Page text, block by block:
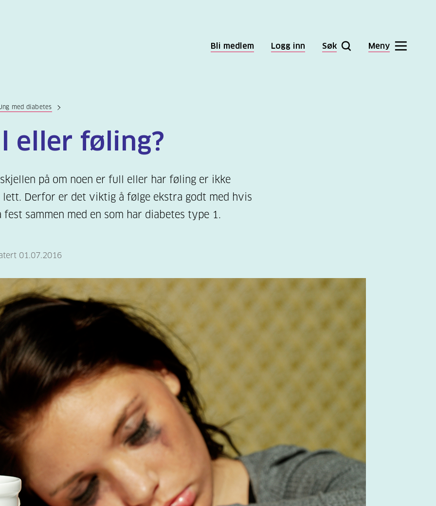
Bli medlem Logg inn Søk Meny
med diabetes
eller føling?
på om noen er full eller har føling er ikke
lett. Derfor er det viktig å følge ekstra godt med hvis
fest sammen med en som har diabetes type 1.
01.07.2016